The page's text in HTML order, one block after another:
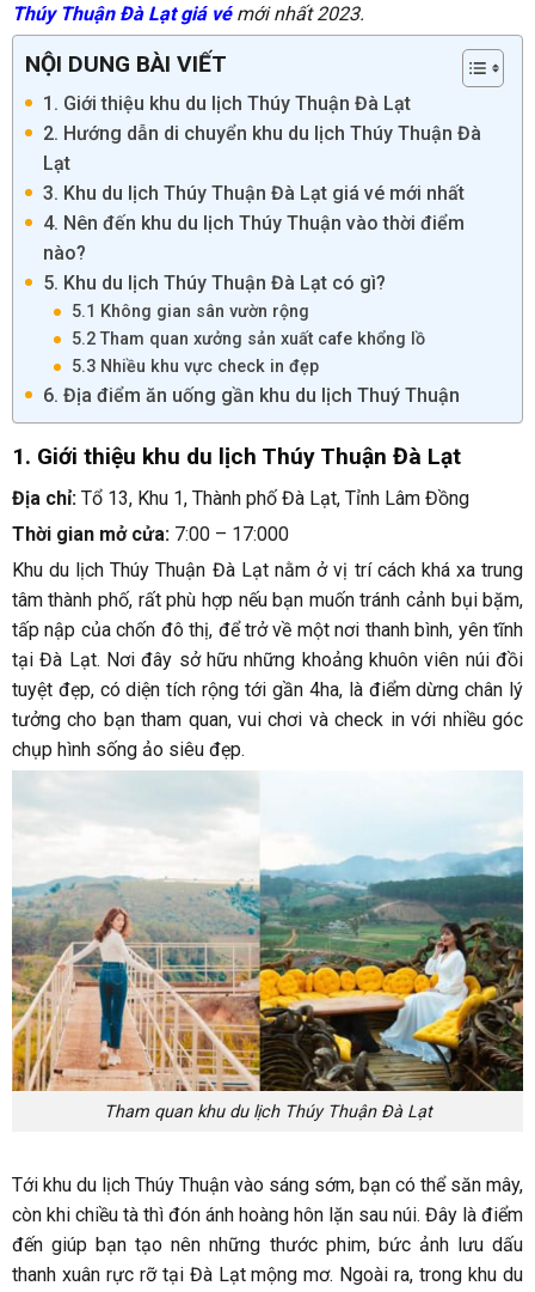
Thúy Thuận Đà Lạt giá vémới nhất 2023.
NỘI DUNG BÀI VIẾT
1. Giới thiệu khu du lịch Thúy Thuận Đà Lạt
2. Hướng dẫn di chuyển khu du lịch Thúy Thuận Đà
Lạt
3. Khu du lịch Thúy Thuận Đà Lạt giá vé mới nhất
4. Nên đến khu du lịch Thúy Thuận vào thời điểm
nào?
5. Khu du lịch Thúy Thuận Đà Lạt có gì?
5.1 Không gian sân vườn rộng
5.2 Tham quan xưởng sản xuất cafe khổng lồ
5.3 Nhiều khu vực check in đẹp
6. Địa điểm ăn uống gần khu du lịch Thuý Thuận
1. Giới thiệu khu du lịch Thúy Thuận Đà Lạt
Địa chỉ: Tổ 13, Khu 1, Thành phố Đà Lạt, Tỉnh Lâm Đồng
Thời gian mở cửa:7:00 – 17:000
Khu du lịch Thúy Thuận Đà Lạt nằm ở vị trí cách khá xa trung
tâm thành phố, rất phù hợp nếu bạn muốn tránh cảnh bụi bặm,
tấp nập của chốn đô thị, để trở về một nơi thanh bình, yên tĩnh
tại Đà Lạt. Nơi đây sở hữu những khoảng khuôn viên núi đồi
tuyệt đẹp, có diện tích rộng tới gần 4ha, là điểm dừng chân lý
tưởng cho bạn tham quan, vui chơi và check in với nhiều góc
chụp hình sống ảo siêu đẹp.
Tham quan khu du lịch Thúy Thuận Đà Lạt
Tới khu du lịch Thúy Thuận vào sáng sớm, bạn có thể săn mây,
còn khi chiều tà thì đón ánh hoàng hôn lặn sau núi. Đây là điểm
đến giúp bạn tạo nên những thước phim, bức ảnh lưu dấu
thanh xuân rực rỡ tại Đà Lạt mộng mơ. Ngoài ra, trong khu du